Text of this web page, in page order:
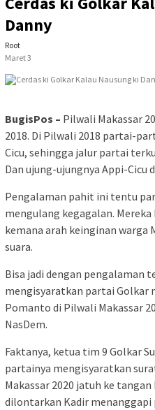
Danny
Root
Maret 3
BugisPos – Pilwali Makassar
2018. Di Pilwali 2018 partai-
Cicu, sehingga jalur partai
Dan ujung-ujungnya Appi-Cicu
Pengalaman pahit ini tentu
mengulang kegagalan.
kemana arah keinginan warga
suara.
Bisa jadi dengan pengalaman
mengisyaratkan partai Golkar
Pomanto di Pilwali Makassar
NasDem.
Faktanya, ketua tim 9 Golkar
partainya mengisyaratkan
Makassar 2020 jatuh ke
dilontarkan Kadir